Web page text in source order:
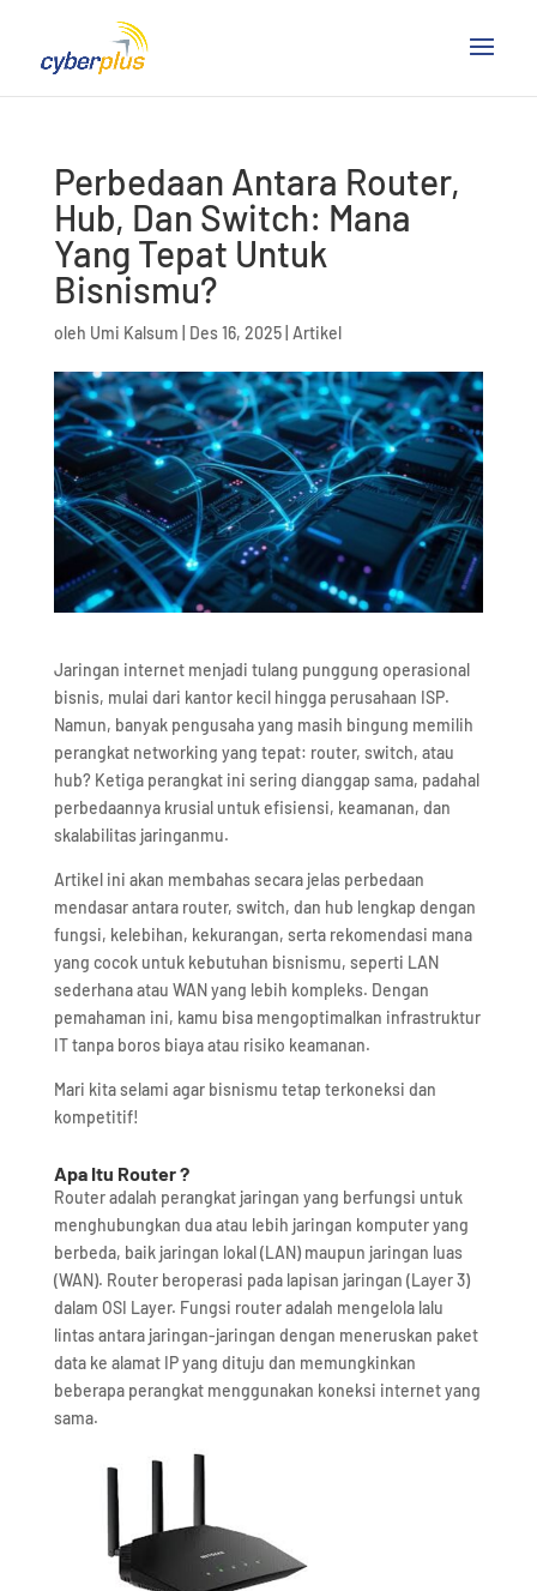
Perbedaan Antara Router,
Hub, Dan Switch: Mana
Yang Tepat Untuk
Bisnismu?
oleh Umi Kalsum Des 16, 2025| Artikel
Jaringan internet menjadi tulang punggung operasional
bisnis, mulai dari kantor kecil hingga perusahaan ISP.
Namun, banyak pengusaha yang masih bingung memilih
perangkat networking yang tepat: router, switch, atau
hub? Ketiga perangkat ini sering dianggap sama, padahal
perbedaannya krusial untuk efisiensi, keamanan, dan
skalabilitas jaringanmu.
Artikel ini akan membahas secara jelas perbedaan
mendasar antara router, switch, dan hub lengkap dengan
fungsi, kelebihan, kekurangan, serta rekomendasi mana
yang cocok untuk kebutuhan bisnismu, seperti LAN
sederhana atau WAN yang lebih kompleks. Dengan
pemahaman ini, kamu bisa mengoptimalkan infrastruktur
IT tanpa boros biaya atau risiko keamanan.
Mari kita selami agar bisnismu tetap terkoneksi dan
kompetitif!
Apa Itu Router ?
Router adalah perangkat jaringan yang berfungsi untuk
menghubungkan dua atau lebih jaringan komputer yang
berbeda, baik jaringan lokal (LAN) maupun jaringan luas
(WAN). Router beroperasi pada lapisan jaringan (Layer 3)
dalam OSI Layer. Fungsi router adalah mengelola lalu
lintas antara jaringan-jaringan dengan meneruskan paket
data ke alamat IP yang dituju dan memungkinkan
beberapa perangkat menggunakan koneksi internet yang
sama.